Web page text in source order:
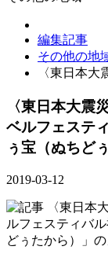
編集記事
その他の地
〈東日本
〈東日本大震
ベルフェステ
ぅ宝（ぬちど
2019-03-12